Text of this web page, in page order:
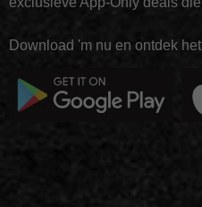
Download 'm nu en ontdek